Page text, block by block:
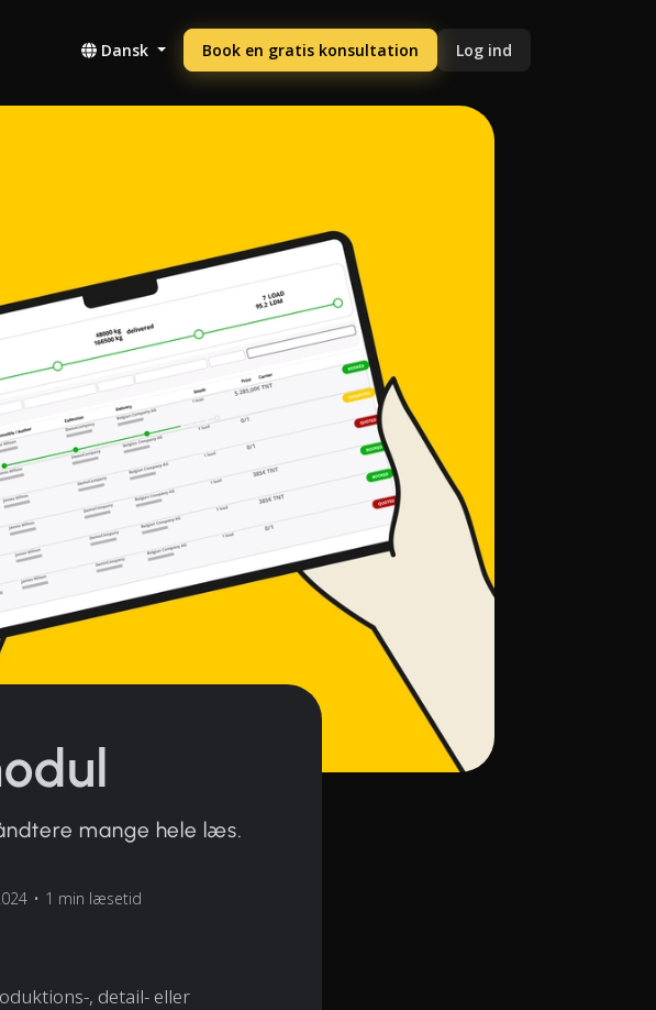
Dansk Book en gratis konsultation Log ind
mange hele læs.
• 1 min læsetid
, detail- eller